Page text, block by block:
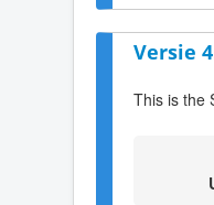
Versie
This is the